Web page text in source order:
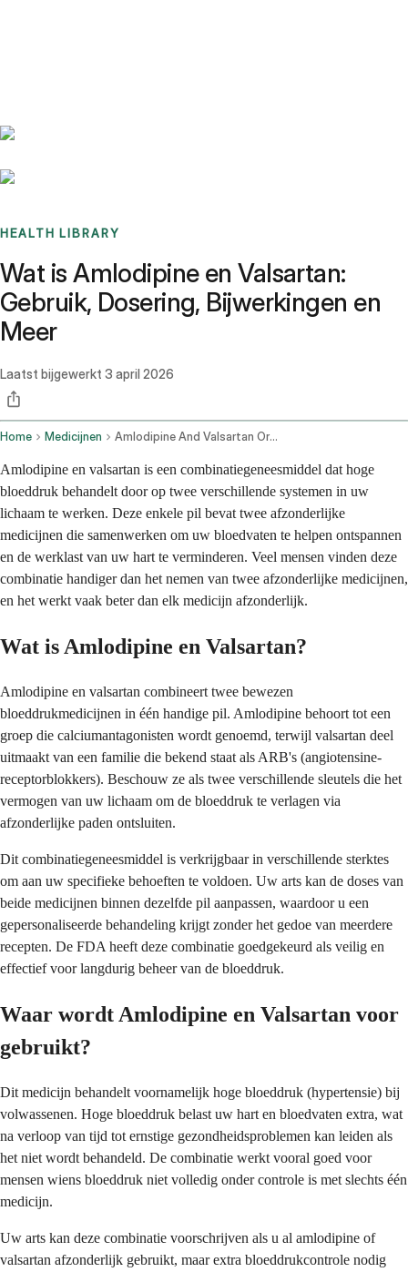
HEALTH LIBRARY
Wat is Amlodipine en Valsartan:
Gebruik, Dosering, Bijwerkingen en
Meer
Laatst bijgewerkt 3 april 2026
Home Medicijnen Amlodipine And Valsartan Oral Route
Amlodipine en valsartan is een combinatiegeneesmiddel dat hoge
bloeddruk behandelt door op twee verschillende systemen in uw
lichaam te werken. Deze enkele pil bevat twee afzonderlijke
medicijnen die samenwerken om uw bloedvaten te helpen ontspannen
en de werklast van uw hart te verminderen. Veel mensen vinden deze
combinatie handiger dan het nemen van twee afzonderlijke medicijnen,
en het werkt vaak beter dan elk medicijn afzonderlijk.
Wat is Amlodipine en Valsartan?
Amlodipine en valsartan combineert twee bewezen
bloeddrukmedicijnen in één handige pil. Amlodipine behoort tot een
groep die calciumantagonisten wordt genoemd, terwijl valsartan deel
uitmaakt van een familie die bekend staat als ARB's (angiotensine-
receptorblokkers). Beschouw ze als twee verschillende sleutels die het
vermogen van uw lichaam om de bloeddruk te verlagen via
afzonderlijke paden ontsluiten.
Dit combinatiegeneesmiddel is verkrijgbaar in verschillende sterktes
om aan uw specifieke behoeften te voldoen. Uw arts kan de doses van
beide medicijnen binnen dezelfde pil aanpassen, waardoor u een
gepersonaliseerde behandeling krijgt zonder het gedoe van meerdere
recepten. De FDA heeft deze combinatie goedgekeurd als veilig en
effectief voor langdurig beheer van de bloeddruk.
Waar wordt Amlodipine en Valsartan voor
gebruikt?
Dit medicijn behandelt voornamelijk hoge bloeddruk (hypertensie) bij
volwassenen. Hoge bloeddruk belast uw hart en bloedvaten extra, wat
na verloop van tijd tot ernstige gezondheidsproblemen kan leiden als
het niet wordt behandeld. De combinatie werkt vooral goed voor
mensen wiens bloeddruk niet volledig onder controle is met slechts één
medicijn.
Uw arts kan deze combinatie voorschrijven als u al amlodipine of
valsartan afzonderlijk gebruikt, maar extra bloeddrukcontrole nodig